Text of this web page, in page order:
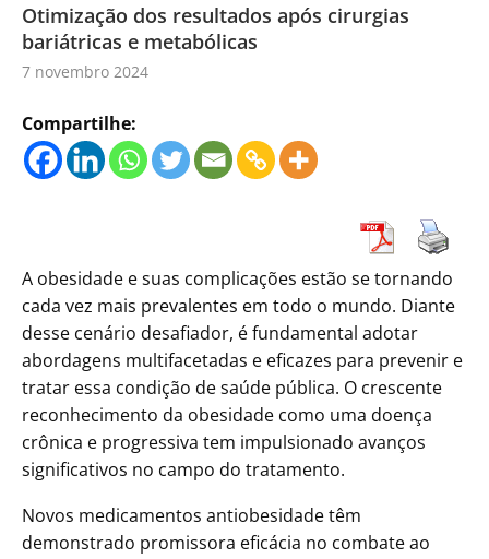
Otimização dos resultados após cirurgias
bariátricas e metabólicas
7 novembro 2024
Compartilhe:
A obesidade e suas complicações estão se tornando
cada vez mais prevalentes em todo o mundo. Diante
desse cenário desafiador, é fundamental adotar
abordagens multifacetadas e eficazes para prevenir e
tratar essa condição de saúde pública. O crescente
reconhecimento da obesidade como uma doença
crônica e progressiva tem impulsionado avanços
significativos no campo do tratamento.
Novos medicamentos antiobesidade têm
demonstrado promissora eficácia no combate ao